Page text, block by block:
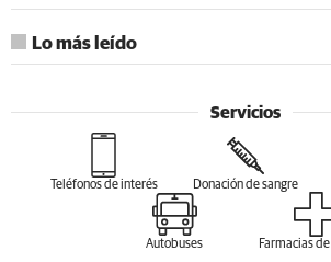
Lo más leído
Servicios
Teléfonos de interés Donación de sangre
Autobuses Farmacias